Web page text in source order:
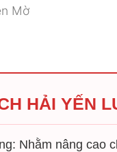
Mờ
HẢI YẾN
Nhằm nâng cao